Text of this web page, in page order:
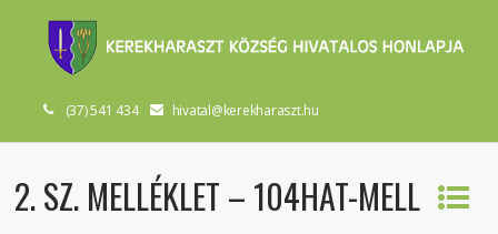
(37) 541 434 hivatal@kerekharaszt.hu
2. SZ. MELLÉKLET – 104HAT-MELL